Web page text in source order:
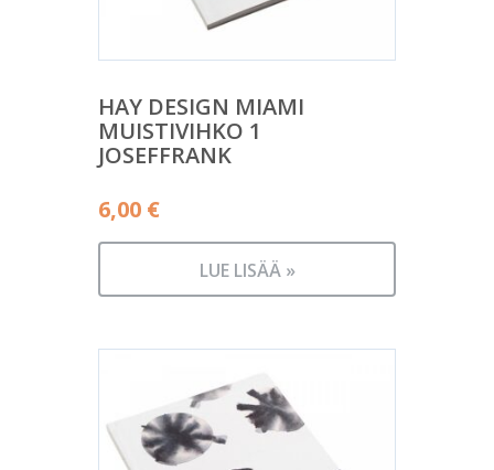
HAY DESIGN MIAMI
MUISTIVIHKO 1
JOSEFFRANK
6,00 €
LUE LISÄÄ »